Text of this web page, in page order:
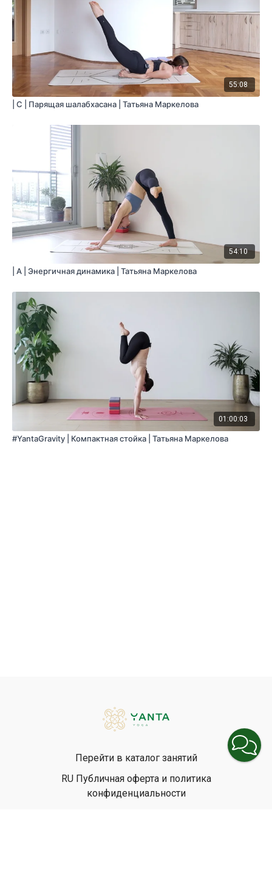
55:08
| С | Парящая шалабхасана | Татьяна Маркелова
54:10
| A | Энергичная динамика | Татьяна Маркелова
01:00:03
#YantaGravity | Компактная стойка | Татьяна Маркелова
Перейти в каталог занятий
RU Публичная оферта и политика
конфиденциальности